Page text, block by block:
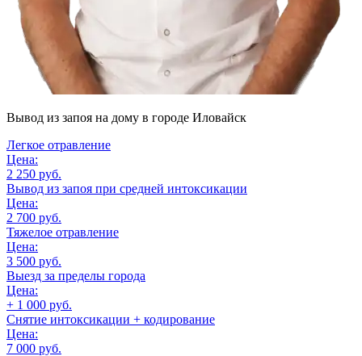
Вывод из запоя на дому в городе Иловайск
Легкое отравление
Цена:
2 250 руб.
Вывод из запоя при средней интоксикации
Цена:
2 700 руб.
Тяжелое отравление
Цена:
3 500 руб.
Выезд за пределы города
Цена:
+ 1 000 руб.
Снятие интоксикации + кодирование
Цена:
7 000 руб.